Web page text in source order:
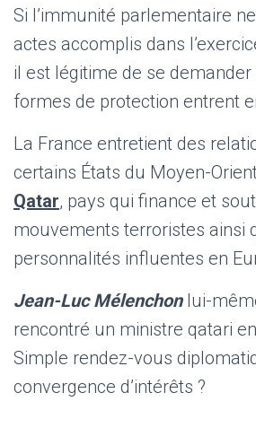
Si l’immunité parlementaire
actes accomplis dans
il est légitime de se demander
formes de protection entrent
La France entretient des
certains États du Moyen-
Qatar, pays qui finance et
mouvements terroristes ainsi
personnalités influentes en
Jean-Luc Mélenchonlui-
rencontré un ministre qatari
Simple rendez-vous
convergence d’intérêts ?